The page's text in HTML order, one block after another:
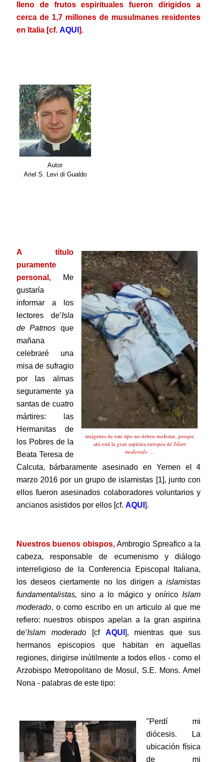
lleno de frutos espirituales fueron dirigidos a
cerca de 1,7 millones de musulmanes residentes
en Italia [cf. AQUI ].
Autor
Ariel S. Levi di Gualdo
imágenes de este tipo no deben molestar, porque
ahí está la gran aspirina europea de’Islam
moderado …
A título
puramente
personal,Me
gustaría
informar a los
lectores de’Isla
de Patmos que
mañana
celebraré una
misa de sufragio
por las almas
seguramente ya
santas de cuatro
mártires: las
Hermanitas de
los Pobres de la
Beata Teresa de
Calcuta, bárbaramente asesinado en Yemen el 4
marzo 2016 por un grupo de islamistas [1], junto con
ellos fueron asesinados colaboradores voluntarios y
ancianos asistidos por ellos [cf. AQUI ].
Nuestros buenos obispos, Ambrogio Spreafico a la
cabeza, responsable de ecumenismo y diálogo
interreligioso de la Conferencia Episcopal Italiana,
los deseos ciertamente no los dirigen aislamistas
fundamentalistas, sino a lo mágico y oníricoIslam
moderado, o como escribo en un articulo al que me
refiero: nuestros obispos apelan a la gran aspirina
de’Islam moderado[cf AQUI ], mientras que sus
hermanos episcopios que habitan en aquellas
regiones, dirigirse inútilmente a todos ellos - como el
Arzobispo Metropolitano de Mosul, S.E. Mons. Amel
Nona - palabras de este tipo:
"Perdí mi
diócesis. La
ubicación física
de mi